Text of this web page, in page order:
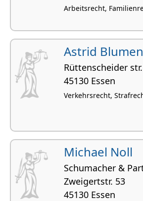
Arbeitsrecht,
Astrid
Rüttenscheider
45130 Essen
Verkehrsrecht,
Michael Noll
Schumacher &
Zweigertstr. 53
45130 Essen